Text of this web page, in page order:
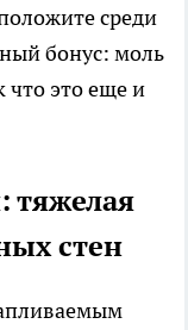
среди
бонус: моль
что это еще и
тяжелая
стен